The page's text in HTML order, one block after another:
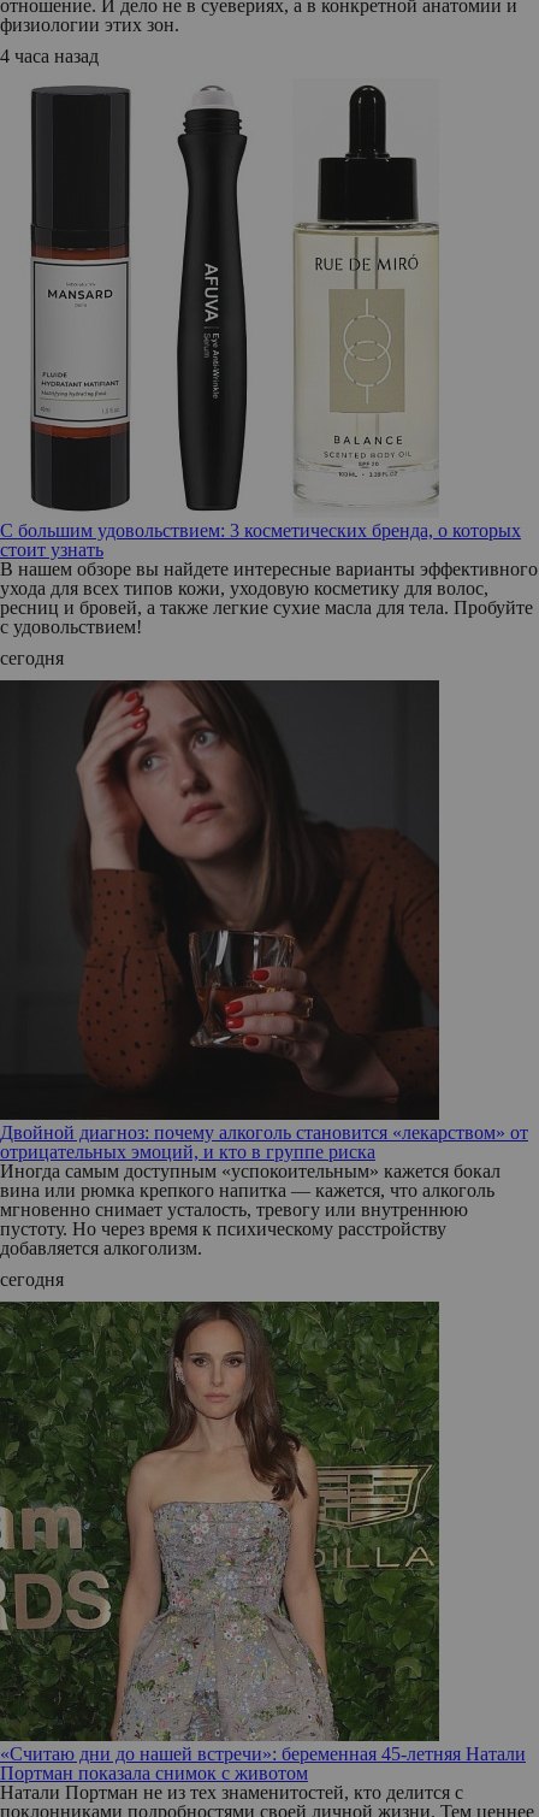
отношение. И дело не в суевериях, а в конкретной анатомии и
физиологии этих зон.
4 часа назад
С большим удовольствием: 3 косметических бренда, о которых
стоит узнать
В нашем обзоре вы найдете интересные варианты эффективного
ухода для всех типов кожи, уходовую косметику для волос,
ресниц и бровей, а также легкие сухие масла для тела. Пробуйте
с удовольствием!
сегодня
Двойной диагноз: почему алкоголь становится «лекарством» от
отрицательных эмоций, и кто в группе риска
Иногда самым доступным «успокоительным» кажется бокал
вина или рюмка крепкого напитка — кажется, что алкоголь
мгновенно снимает усталость, тревогу или внутреннюю
пустоту. Но через время к психическому расстройству
добавляется алкоголизм.
сегодня
«Считаю дни до нашей встречи»: беременная 45-летняя Натали
Портман показала снимок с животом
Натали Портман не из тех знаменитостей, кто делится с
поклонниками подробностями своей личной жизни. Тем ценнее